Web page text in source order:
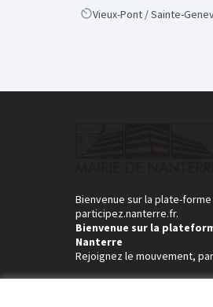
ScopeVieux-Pont / Sainte-
Bienvenue sur la plate-
participez.nanterre.fr.
Bienvenue sur la
Nanterre
Rejoignez le mouvement,